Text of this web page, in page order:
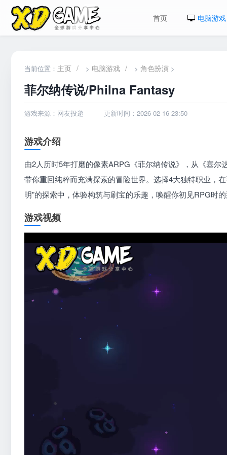
首页 电脑游戏
当前位置： 主页 / > 电脑游戏 / > 角色扮演 >
菲尔纳传说/Philna Fantasy
游戏来源：网友投递 更新时间：2026-02-16 23:50
游戏介绍
由2人历时5年打磨的像素ARPG《菲尔纳传说》，从《塞
带你重回纯粹而充满探索的冒险世界。选择4大独特职业，
明”的探索中，体验构筑与刷宝的乐趣，唤醒你初见RPG时
游戏视频